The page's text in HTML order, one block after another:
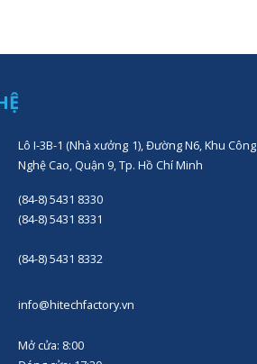
Lô I-3B-1 (Nhà xưởng 1), Đường N6, Khu Công
Nghệ Cao, Quận 9, Tp. Hồ Chí Minh
(84-8) 5431 8330
(84-8) 5431 8331
(84-8) 5431 8332
info@hitechfactory.vn
Mở cửa: 8:00